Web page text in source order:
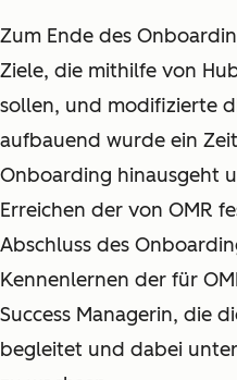
Zum Ende des
Ziele, die mithilfe von
sollen, und modifizierte
aufbauend wurde ein
Onboarding hinausgeht
Erreichen der von OMR
Abschluss des
Kennenlernen der für
Success Managerin, die
begleitet und dabei